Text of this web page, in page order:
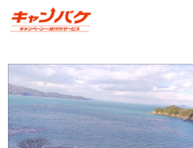
キャンフォ
キャンガ
周年記念キャンペ